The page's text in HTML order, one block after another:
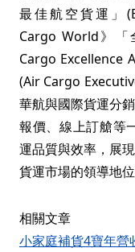
最佳航空貨運」
Cargo World》
Cargo Excellence
(Air Cargo
華航與國際貨運分
報價、線上訂艙等
運品質與效率，展
貨運市場的領導地位
相關文章
小家庭補貨4寶年